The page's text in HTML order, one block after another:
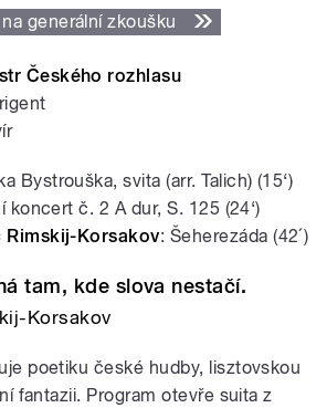
generální zkoušku
Českého rozhlasu
Bystrouška, svita (arr. Talich) (15‘)
koncert č. 2 A dur, S. 125 (24‘)
Korsakov: Šeherezáda (42´)
tam, kde slova nestačí.
Korsakov
poetiku české hudby, lisztovskou
fantazii. Program otevře suita z